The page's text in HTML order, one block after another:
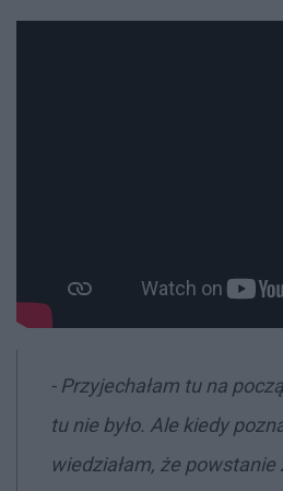
- Przyjechałam tu na
tu nie było. Ale kiedy
wiedziałam, że